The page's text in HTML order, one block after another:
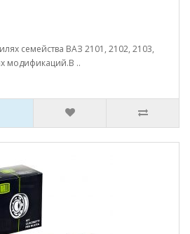
семейства ВАЗ 2101, 2102, 2103,
модификаций.В ..